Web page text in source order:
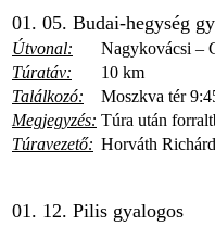
01. 05. Budai-hegység
Útvonal:
Nagykovácsi –
Túratáv:
10 km
Találkozó:
Moszkva tér
Megjegyzés: Túra után
Túravezető: Horváth Richárd
01. 12. Pilis gyalogos